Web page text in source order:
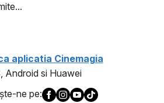
aplicatia Cinemagia
Android si Huawei
ne pe: